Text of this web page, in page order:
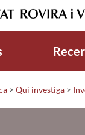
> Qui investiga >